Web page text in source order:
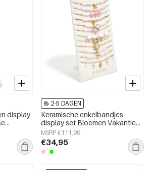
display
2-5 DAGEN
Keramische enkelbandjes
display set Bloemen Vakantie
Feestdagen/Strand Romantisch
Serie Damessieraden
MSRP €111,99
€34,95